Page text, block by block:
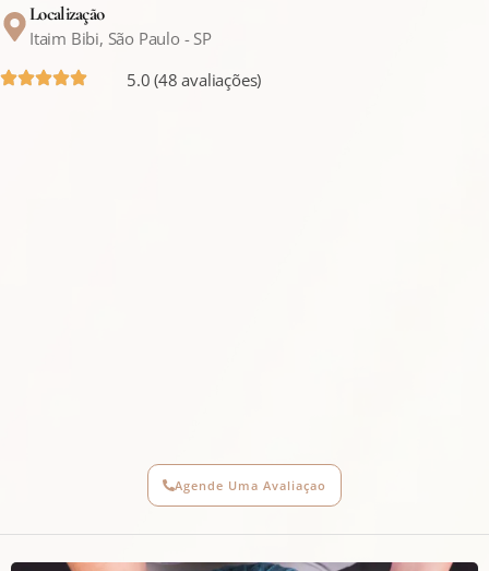
Localização
Itaim Bibi, São Paulo - SP
5.0 (48 avaliações)
Agende Uma Avaliaçao